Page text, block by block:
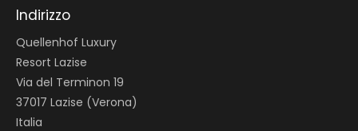
Indirizzo
Quellenhof Luxury
Resort Lazise
Via del Terminon 19
37017 Lazise (Verona)
Italia